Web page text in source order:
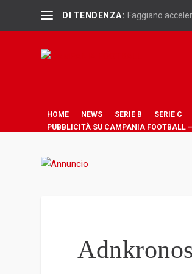
DI TENDENZA: Faggiano
HOME NEWS SERIE B SERIE C
PUBBLICITÀ SU CAMPANIA FOOTBALL